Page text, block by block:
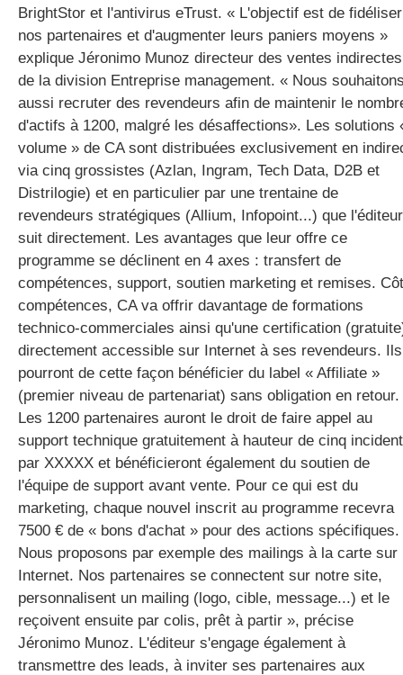
BrightStor et l'antivirus eTrust. « L'objectif est de fidéliser
nos partenaires et d'augmenter leurs paniers moyens »
explique Jéronimo Munoz directeur des ventes indirectes
de la division Entreprise management. « Nous
aussi recruter des revendeurs afin de maintenir le
d'actifs à 1200, malgré les désaffections». Les solutions
volume » de CA sont distribuées exclusivement en
via cinq grossistes (Azlan, Ingram, Tech Data, D2B et
Distrilogie) et en particulier par une trentaine de
revendeurs stratégiques (Allium, Infopoint...) que l'éditeur
suit directement. Les avantages que leur offre ce
programme se déclinent en 4 axes : transfert de
compétences, support, soutien marketing et remises.
compétences, CA va offrir davantage de formations
technico-commerciales ainsi qu'une certification
directement accessible sur Internet à ses revendeurs. Ils
pourront de cette façon bénéficier du label « Affiliate »
(premier niveau de partenariat) sans obligation en retour.
Les 1200 partenaires auront le droit de faire appel au
support technique gratuitement à hauteur de cinq
par XXXXX et bénéficieront également du soutien de
l'équipe de support avant vente. Pour ce qui est du
marketing, chaque nouvel inscrit au programme recevra
7500 € de « bons d'achat » pour des actions spécifiques.
Nous proposons par exemple des mailings à la carte sur
Internet. Nos partenaires se connectent sur notre site,
personnalisent un mailing (logo, cible, message...) et le
reçoivent ensuite par colis, prêt à partir », précise
Jéronimo Munoz. L'éditeur s'engage également à
transmettre des leads, à inviter ses partenaires aux